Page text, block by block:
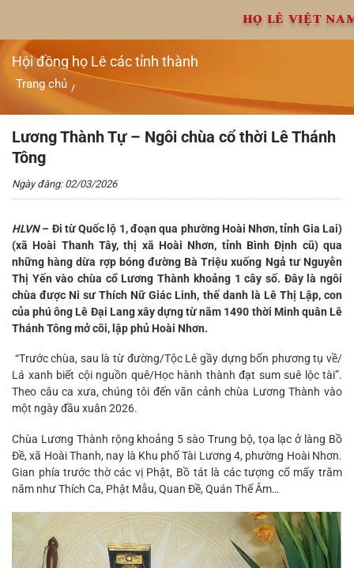
nội
dung
HỌ LÊ VIỆT
Hội đồng họ Lê các tỉnh thành
Trang chủ /
Lương Thành Tự – Ngôi chùa cổ thời Lê Thánh Tông
Lương Thành Tự – Ngôi chùa cổ thời Lê Thánh
Tông
Ngày đăng: 02/03/2026
HLVN– Đi từ Quốc lộ 1, đoạn qua phường Hoài Nhơn, tỉnh Gia Lai)
(xã Hoài Thanh Tây, thị xã Hoài Nhơn, tỉnh Bình Định cũ) qua
những hàng dừa rợp bóng đường Bà Triệu xuống Ngả tư Nguyễn
Thị Yến vào chùa cổ Lương Thành khoảng 1 cây số. Đây là ngôi
chùa được Ni sư Thích Nữ Giác Linh, thế danh là Lê Thị Lập, con
của phú ông Lê Đại Lang xây dựng từ năm 1490 thời Minh quân Lê
Thánh Tông mở cõi, lập phủ Hoài Nhơn.
“Trước chùa, sau là từ đường/Tộc Lê gầy dựng bốn phương tụ về/
Lá xanh biết cội nguồn quê/Học hành thành đạt sum suê lộc tài”.
Theo câu ca xưa, chúng tôi đến vãn cảnh chùa Lương Thành vào
một ngày đầu xuân 2026.
Chùa Lương Thành rộng khoảng 5 sào Trung bộ, tọa lạc ở làng Bồ
Đề, xã Hoài Thanh, nay là Khu phố Tài Lương 4, phường Hoài Nhơn.
Gian phía trước thờ các vị Phật, Bồ tát là các tượng cổ mấy trăm
năm như Thích Ca, Phật Mẫu, Quan Đề, Quán Thế Âm…